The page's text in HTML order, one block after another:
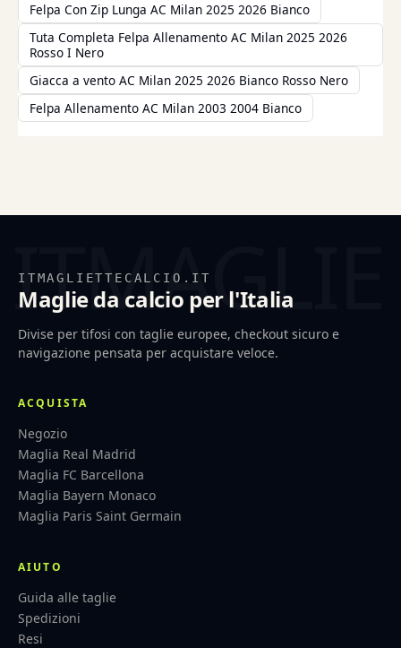
Felpa Con Zip Lunga AC Milan 2025 2026 Bianco
Tuta Completa Felpa Allenamento AC Milan 2025 2026
Rosso I Nero
Giacca a vento AC Milan 2025 2026 Bianco Rosso Nero
Felpa Allenamento AC Milan 2003 2004 Bianco
ITMAGLIETTECALCIO.IT
Maglie da calcio per l'Italia
Divise per tifosi con taglie europee, checkout sicuro e
navigazione pensata per acquistare veloce.
ACQUISTA
Negozio
Maglia Real Madrid
Maglia FC Barcellona
Maglia Bayern Monaco
Maglia Paris Saint Germain
AIUTO
Guida alle taglie
Spedizioni
Resi